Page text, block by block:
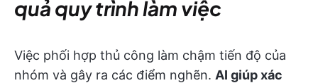
quả quy trình làm việc
Việc phối hợp thủ công làm chậm tiến độ của
nhóm và gây ra các điểm nghẽn. AI giúp xác